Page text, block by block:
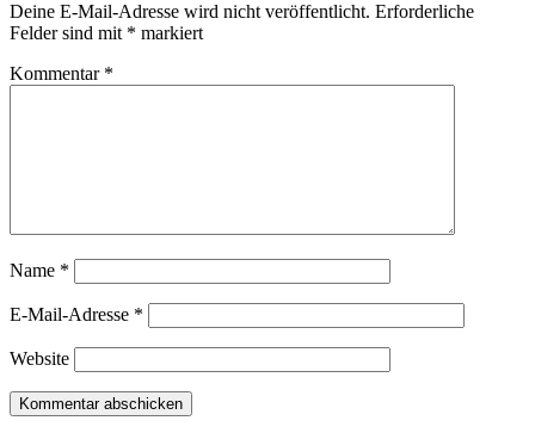
Deine E-Mail-Adresse wird nicht veröffentlicht. Erforderliche
Felder sind mit * markiert
Kommentar *
Name *
E-Mail-Adresse *
Website